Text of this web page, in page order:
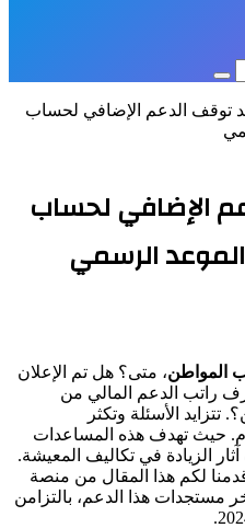
بحث
توقف الدعم الإضافي لحساب
الإضافي لحساب
المواطن، متى؟ هل تم الإعلان
راتب الدعم المالي من
الأسئلة وتكثر
حيث تهدف هذه المساعدات
الزيادة في تكاليف المعيشة.
لكم هذا المقال من منصة
مستجدات هذا الدعم، بالتزامن